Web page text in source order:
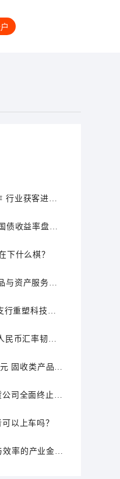
行业获客进入
下什么棋？
与资产服务信
行重塑科技金
民币汇率韧性
固收类产品仍
司全面终止居
以上车吗？
率的产业金融